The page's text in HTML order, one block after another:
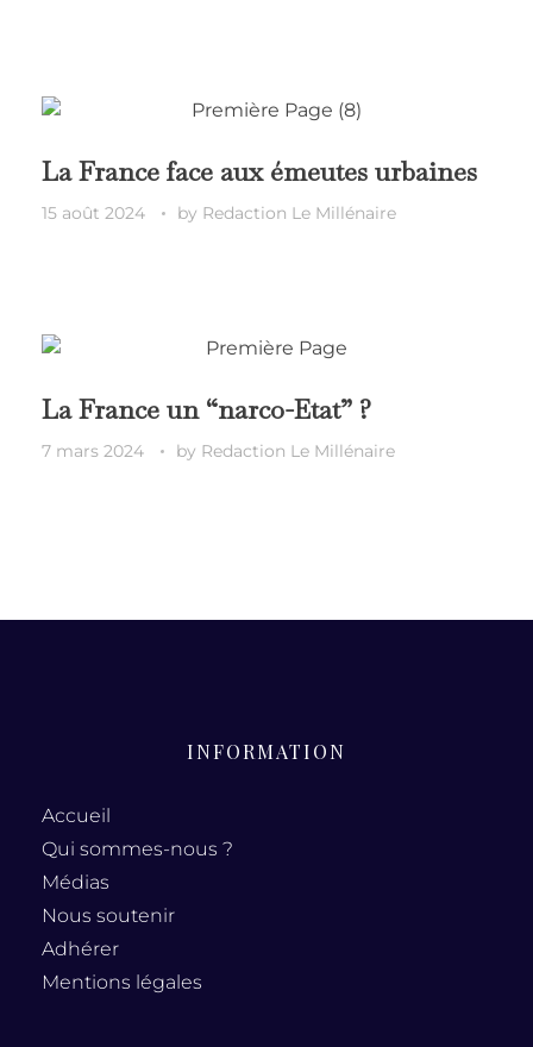
La France face aux émeutes urbaines
15 août 2024 by Redaction Le Millénaire
La France un “narco-Etat” ?
7 mars 2024 by Redaction Le Millénaire
INFORMATION
Accueil
Qui sommes-nous ?
Médias
Nous soutenir
Adhérer
Mentions légales